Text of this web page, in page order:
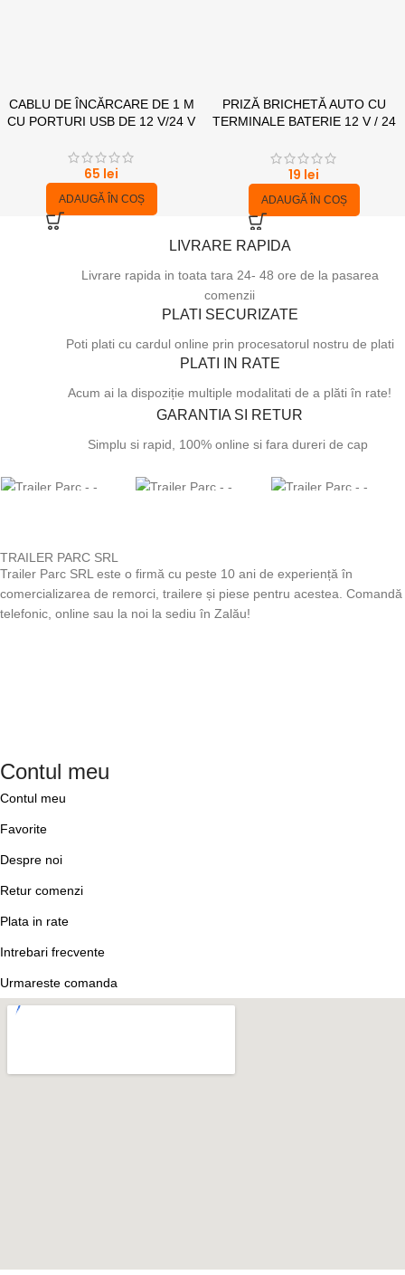
CABLU DE ÎNCĂRCARE DE 1 M
CU PORTURI USB DE 12 V/24 V
65 lei
ADAUGĂ ÎN COȘ
PRIZĂ BRICHETĂ AUTO CU
TERMINALE BATERIE 12 V / 24
19 lei
ADAUGĂ ÎN COȘ
LIVRARE RAPIDA
Livrare rapida in toata tara 24- 48 ore de la pasarea
comenzii
PLATI SECURIZATE
Poti plati cu cardul online prin procesatorul nostru de plati
PLATI IN RATE
Acum ai la dispoziție multiple modalitati de a plăti în rate!
GARANTIA SI RETUR
Simplu si rapid, 100% online si fara dureri de cap
TRAILER PARC SRL
Trailer Parc SRL este o firmă cu peste 10 ani de experiență în
comercializarea de remorci, trailere și piese pentru acestea. Comandă
telefonic, online sau la noi la sediu în Zalău!
Contul meu
Contul meu
Favorite
Despre noi
Retur comenzi
Plata in rate
Intrebari frecvente
Urmareste comanda